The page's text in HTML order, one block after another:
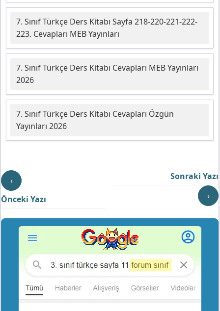
7. Sınıf Türkçe Ders Kitabı Sayfa 218-220-221-222-
223. Cevapları MEB Yayınları
7. Sınıf Türkçe Ders Kitabı Cevapları MEB Yayınları
2026
7. Sınıf Türkçe Ders Kitabı Cevapları Özgün
Yayınları 2026
‹
Önceki Yazı
Sonraki Yazı
›